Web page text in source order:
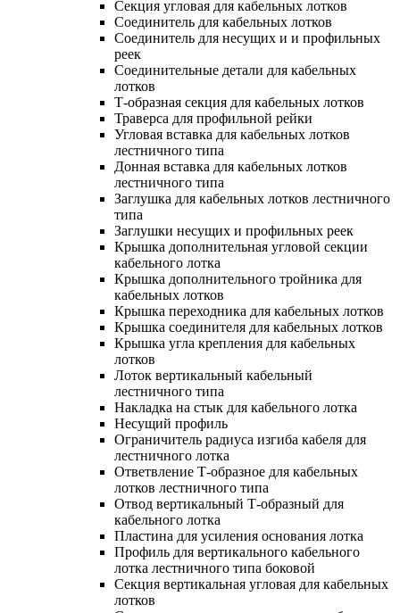
Секция угловая для кабельных лотков
Соединитель для кабельных лотков
Соединитель для несущих и и профильных
реек
Соединительные детали для кабельных
лотков
Т-образная секция для кабельных лотков
Траверса для профильной рейки
Угловая вставка для кабельных лотков
лестничного типа
Донная вставка для кабельных лотков
лестничного типа
Заглушка для кабельных лотков лестничного
типа
Заглушки несущих и профильных реек
Крышка дополнительная угловой секции
кабельного лотка
Крышка дополнительного тройника для
кабельных лотков
Крышка переходника для кабельных лотков
Крышка соединителя для кабельных лотков
Крышка угла крепления для кабельных
лотков
Лоток вертикальный кабельный
лестничного типа
Накладка на стык для кабельного лотка
Несущий профиль
Ограничитель радиуса изгиба кабеля для
лестничного лотка
Ответвление Т-образное для кабельных
лотков лестничного типа
Отвод вертикальный Т-образный для
кабельного лотка
Пластина для усиления основания лотка
Профиль для вертикального кабельного
лотка лестничного типа боковой
Секция вертикальная угловая для кабельных
лотков